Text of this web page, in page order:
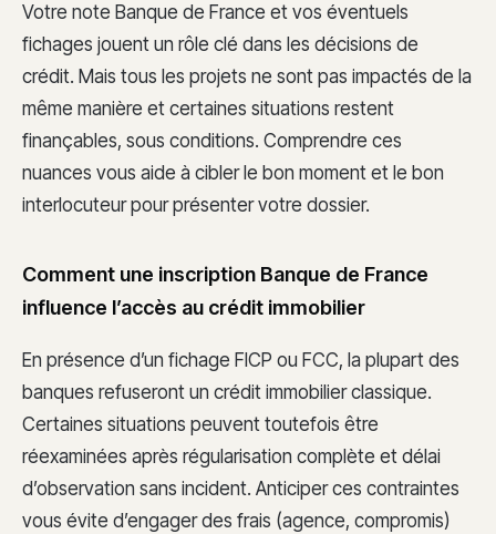
Votre note Banque de France et vos éventuels
fichages jouent un rôle clé dans les décisions de
crédit. Mais tous les projets ne sont pas impactés de la
même manière et certaines situations restent
finançables, sous conditions. Comprendre ces
nuances vous aide à cibler le bon moment et le bon
interlocuteur pour présenter votre dossier.
Comment une inscription Banque de France
influence l’accès au crédit immobilier
En présence d’un fichage FICP ou FCC, la plupart des
banques refuseront un crédit immobilier classique.
Certaines situations peuvent toutefois être
réexaminées après régularisation complète et délai
d’observation sans incident. Anticiper ces contraintes
vous évite d’engager des frais (agence, compromis)